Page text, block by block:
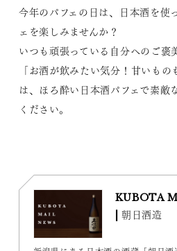
今年のパフェの日は、日本酒を使
ェを楽しみませんか？
いつも頑張っている自分へのご褒
「お酒が飲みたい気分！甘いも
は、ほろ酔い日本酒パフェで素敵
ください。
KUBOTA
| 朝日酒造